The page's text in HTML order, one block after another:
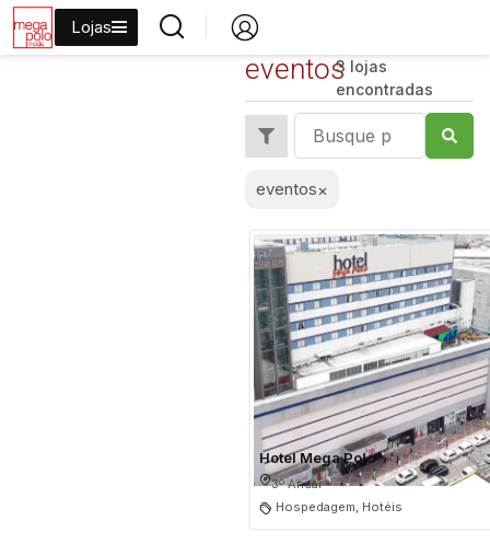
Lojas
eventos3 lojas
encontradas
eventos×
Hotel Mega Polo
3º Andar -
Hospedagem, Hotéis